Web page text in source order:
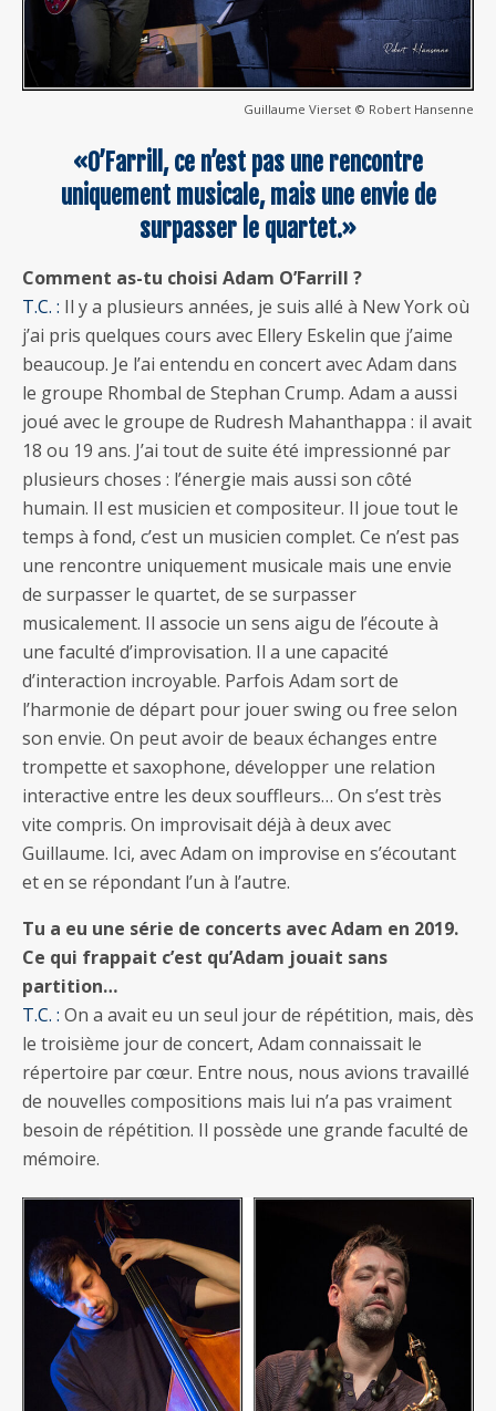
Guillaume Vierset © Robert Hansenne
«O’Farrill, ce n’est pas une rencontre
uniquement musicale, mais une envie de
surpasser le quartet.»
Comment as-tu choisi Adam O’Farrill ?
T.C. : Il y a plusieurs années, je suis allé à New York où
j’ai pris quelques cours avec Ellery Eskelin que j’aime
beaucoup. Je l’ai entendu en concert avec Adam dans
le groupe Rhombal de Stephan Crump. Adam a aussi
joué avec le groupe de Rudresh Mahanthappa : il avait
18 ou 19 ans. J’ai tout de suite été impressionné par
plusieurs choses : l’énergie mais aussi son côté
humain. Il est musicien et compositeur. Il joue tout le
temps à fond, c’est un musicien complet. Ce n’est pas
une rencontre uniquement musicale mais une envie
de surpasser le quartet, de se surpasser
musicalement. Il associe un sens aigu de l’écoute à
une faculté d’improvisation. Il a une capacité
d’interaction incroyable. Parfois Adam sort de
l’harmonie de départ pour jouer swing ou free selon
son envie. On peut avoir de beaux échanges entre
trompette et saxophone, développer une relation
interactive entre les deux souffleurs… On s’est très
vite compris. On improvisait déjà à deux avec
Guillaume. Ici, avec Adam on improvise en s’écoutant
et en se répondant l’un à l’autre.
Tu a eu une série de concerts avec Adam en 2019.
Ce qui frappait c’est qu’Adam jouait sans
partition…
T.C. : On a avait eu un seul jour de répétition, mais, dès
le troisième jour de concert, Adam connaissait le
répertoire par cœur. Entre nous, nous avions travaillé
de nouvelles compositions mais lui n’a pas vraiment
besoin de répétition. Il possède une grande faculté de
mémoire.